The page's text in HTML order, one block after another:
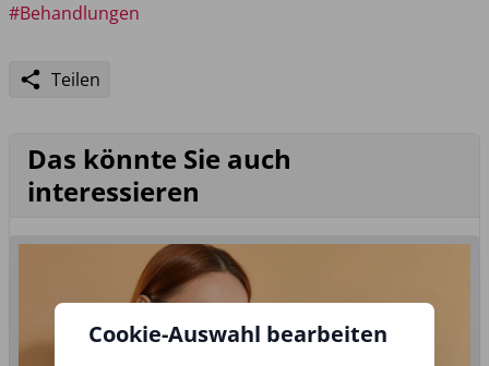
#Behandlungen
Teilen
Das könnte Sie auch
interessieren
Cookie-Auswahl bearbeiten